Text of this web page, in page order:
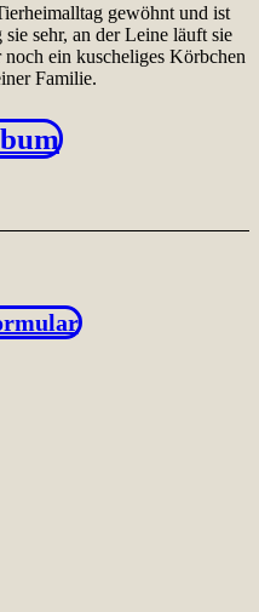
gewöhnt und ist
sehr, an der Leine läuft sie
ein kuscheliges Körbchen
Familie.